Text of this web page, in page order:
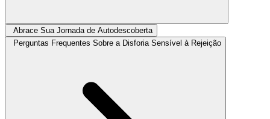
Abrace Sua Jornada de Autodescoberta
Perguntas Frequentes Sobre a Disforia Sensível à Rejeição